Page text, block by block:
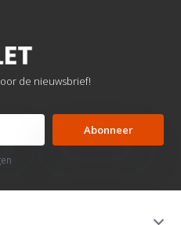
de nieuwsbrief!
Abonneer